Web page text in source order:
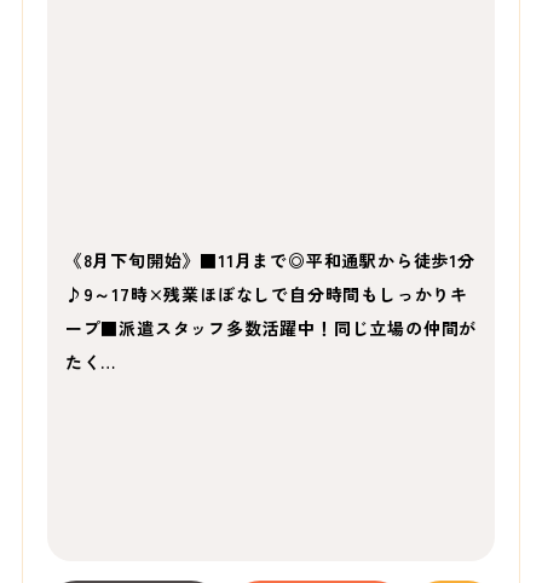
《8月下旬開始》■11月まで◎平和通駅から徒歩1分
♪9～17時×残業ほぼなしで自分時間もしっかりキ
ープ■派遣スタッフ多数活躍中！同じ立場の仲間が
たく…